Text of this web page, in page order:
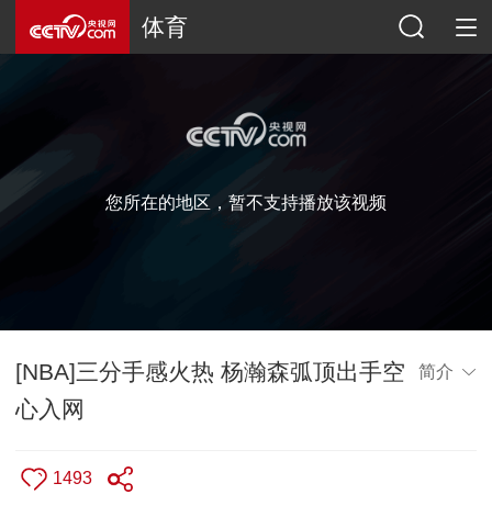
体育
您所在的地区，暂不支持播放该视频
[NBA]三分手感火热 杨瀚森弧顶出手空
心入网
简介
1493